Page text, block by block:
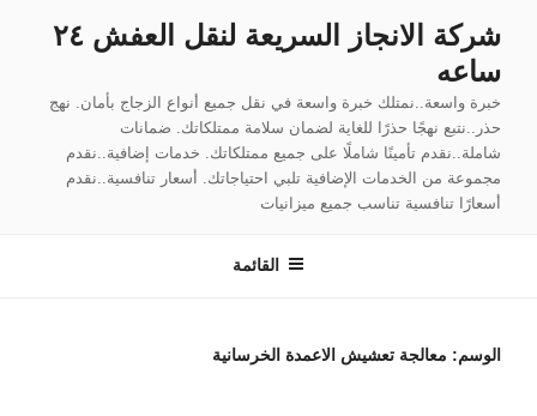
المحتوى
شركة الانجاز السريعة لنقل العفش ٢٤
ساعه
خبرة واسعة..نمتلك خبرة واسعة في نقل جميع أنواع الزجاج بأمان. نهج
حذر..نتبع نهجًا حذرًا للغاية لضمان سلامة ممتلكاتك. ضمانات
شاملة..نقدم تأمينًا شاملًا على جميع ممتلكاتك. خدمات إضافية..نقدم
مجموعة من الخدمات الإضافية تلبي احتياجاتك. أسعار تنافسية..نقدم
أسعارًا تنافسية تناسب جميع ميزانيات
القائمة
الوسم: معالجة تعشيش الاعمدة الخرسانية